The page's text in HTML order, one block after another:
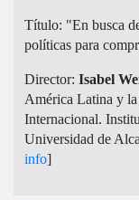
Título: "En busca
políticas para
Director: Isabel
América Latina y
Internacional.
Universidad de
info]